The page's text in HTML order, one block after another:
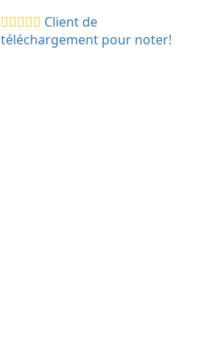
Client de
téléchargement pour noter!